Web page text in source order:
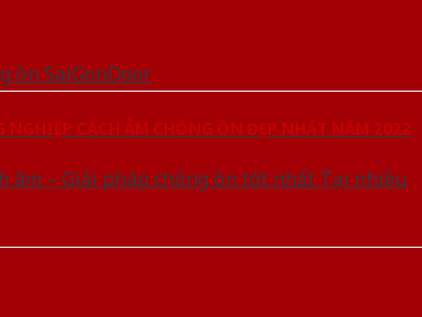
NGHIỆP CÁCH ÂM CHỐNG ỒN ĐẸP NHẤT NĂM 2022
âm – Giải pháp chống ồn tốt nhất Tại nhiều